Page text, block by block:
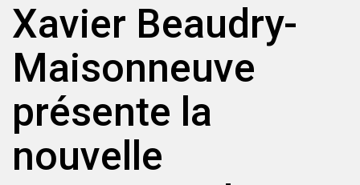
Xavier Beaudry-
Maisonneuve
présente la
nouvelle